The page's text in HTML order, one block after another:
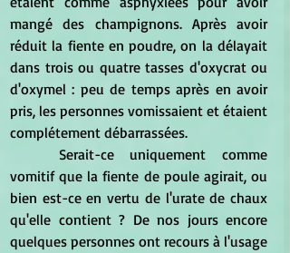
mangé des champignons. Après avoir
réduit la fiente en poudre, on la délayait
dans trois ou quatre tasses d'oxycrat ou
d'oxymel : peu de temps après en avoir
pris, les personnes vomissaient et étaient
complétement débarrassées.
vomitif que la fiente de poule agirait, ou
bien est-ce en vertu de l'urate de chaux
qu'elle contient ? De nos jours encore
quelques personnes ont recours à l'usage